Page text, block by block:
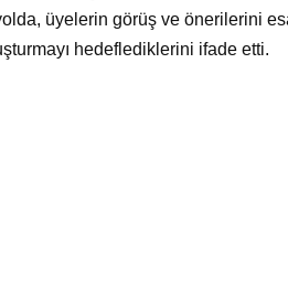
üyelerin görüş ve önerilerini
hedeflediklerini ifade etti.